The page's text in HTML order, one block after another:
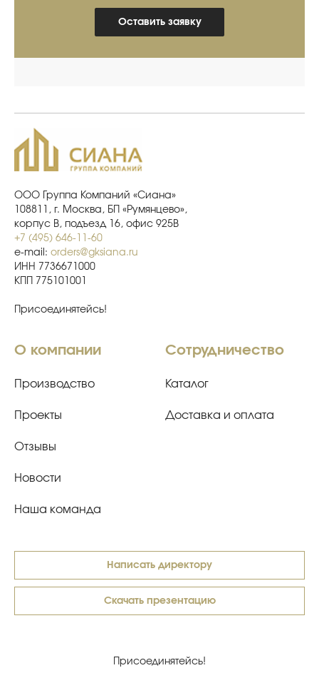
Оставить заявку
ООО Группа Компаний «Сиана»
108811, г. Москва, БП «Румянцево»,
корпус В, подъезд 16, офис 925В
+7 (495) 646-11-60
e-mail: orders@gksiana.ru
ИНН 7736671000
КПП 775101001
Присоединятейсь!
О компании
Производство
Проекты
Отзывы
Новости
Наша команда
Сотрудничество
Каталог
Доставка и оплата
Написать директору
Скачать презентацию
Присоединятейсь!